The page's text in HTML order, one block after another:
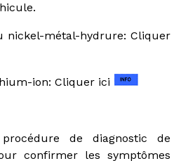
nickel-métal-hydrure: Cliquer
ion: Cliquer ici
de diagnostic de
confirmer les symptômes